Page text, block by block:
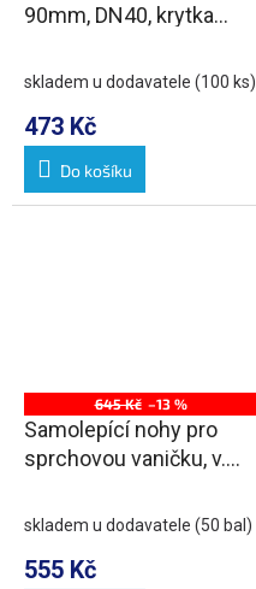
90mm, DN40, krytka
skladem u dodavatele (100 ks)
473 Kč
Do košíku
645 Kč –13 %
Samolepící nohy pro
sprchovou vaničku, v.
skladem u dodavatele (50 bal)
555 Kč